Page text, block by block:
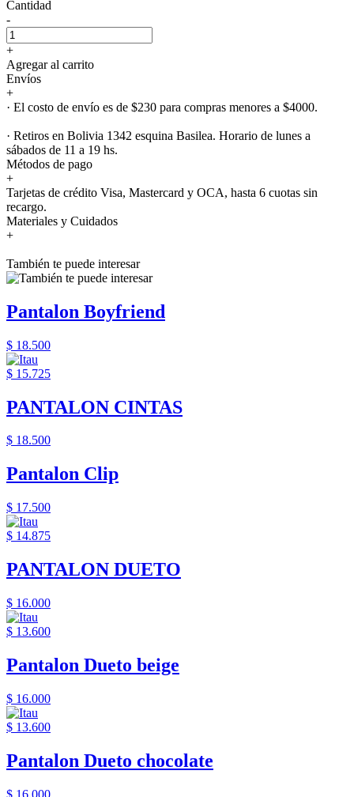
Cantidad
-
+
Agregar al carrito
Envíos
+
· El costo de envío es de $230 para compras menores a $4000.
· Retiros en Bolivia 1342 esquina Basilea. Horario de lunes a
sábados de 11 a 19 hs.
Métodos de pago
+
Tarjetas de crédito Visa, Mastercard y OCA, hasta 6 cuotas sin
recargo.
Materiales y Cuidados
+
También te puede interesar
Pantalon Boyfriend
$ 18.500
$ 15.725
PANTALON CINTAS
$ 18.500
Pantalon Clip
$ 17.500
$ 14.875
PANTALON DUETO
$ 16.000
$ 13.600
Pantalon Dueto beige
$ 16.000
$ 13.600
Pantalon Dueto chocolate
$ 16.000